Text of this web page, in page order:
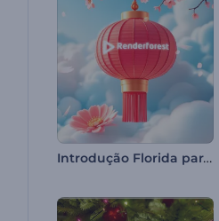
Introdução Florida para o Ano Novo Chinês